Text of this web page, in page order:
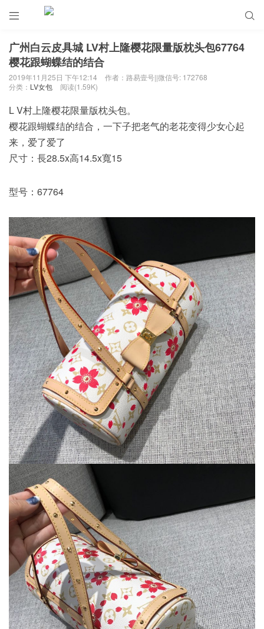
 
广州白云皮具城 LV村上隆樱花限量版枕头包67764
樱花跟蝴蝶结的结合
2019年11月25日 下午12:14
作者：路易壹号||微信号: 172768
分类： LV女包 阅读(1.59K)
L V村上隆樱花限量版枕头包。
樱花跟蝴蝶结的结合，一下子把老气的老花变得少女心起
来，爱了爱了
尺寸：長28.5x高14.5x寬15
型号：67764